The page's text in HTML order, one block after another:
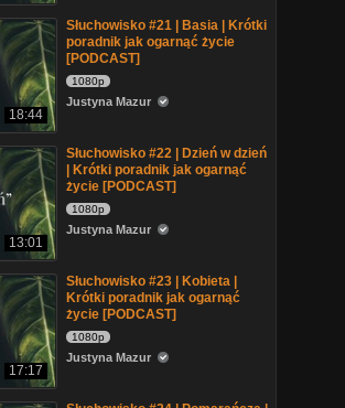
18:44
Słuchowisko #21 | Basia | Krótki
poradnik jak ogarnąć życie
[PODCAST]
1080p
Justyna Mazur
13:01
Słuchowisko #22 | Dzień w dzień
| Krótki poradnik jak ogarnąć
życie [PODCAST]
1080p
Justyna Mazur
17:17
Słuchowisko #23 | Kobieta |
Krótki poradnik jak ogarnąć
życie [PODCAST]
1080p
Justyna Mazur